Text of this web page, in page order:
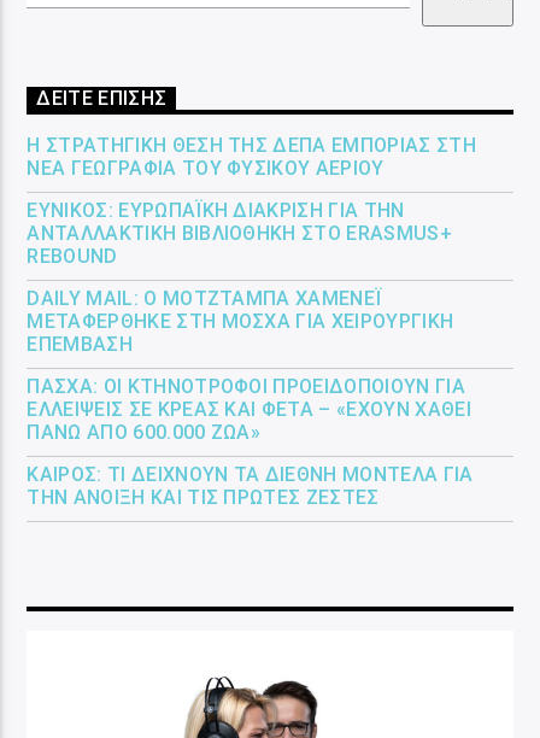
ΔΕΙΤΕ ΕΠΙΣΗΣ
Η ΣΤΡΑΤΗΓΙΚΉ ΘΈΣΗ ΤΗΣ ΔΕΠΑ ΕΜΠΟΡΊΑΣ ΣΤΗ
ΝΈΑ ΓΕΩΓΡΑΦΊΑ ΤΟΥ ΦΥΣΙΚΟΎ ΑΕΡΊΟΥ
ΕΎΝΙΚΟΣ: ΕΥΡΩΠΑΪΚΉ ΔΙΆΚΡΙΣΗ ΓΙΑ ΤΗΝ
ΑΝΤΑΛΛΑΚΤΙΚΉ ΒΙΒΛΙΟΘΉΚΗ ΣΤΟ ERASMUS+
REBOUND
DAILY MAIL: Ο ΜΟΤΖΤΆΜΠΑ ΧΑΜΕΝΕΪ́
ΜΕΤΑΦΈΡΘΗΚΕ ΣΤΗ ΜΌΣΧΑ ΓΙΑ ΧΕΙΡΟΥΡΓΙΚΉ
ΕΠΈΜΒΑΣΗ
ΠΆΣΧΑ: ΟΙ ΚΤΗΝΟΤΡΌΦΟΙ ΠΡΟΕΙΔΟΠΟΙΟΎΝ ΓΙΑ
ΕΛΛΕΊΨΕΙΣ ΣΕ ΚΡΈΑΣ ΚΑΙ ΦΈΤΑ – «ΈΧΟΥΝ ΧΑΘΕΊ
ΠΆΝΩ ΑΠΌ 600.000 ΖΏΑ»
ΚΑΙΡΌΣ: ΤΙ ΔΕΊΧΝΟΥΝ ΤΑ ΔΙΕΘΝΉ ΜΟΝΤΈΛΑ ΓΙΑ
ΤΗΝ ΆΝΟΙΞΗ ΚΑΙ ΤΙΣ ΠΡΏΤΕΣ ΖΈΣΤΕΣ